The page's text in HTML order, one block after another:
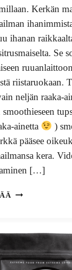
Kerkän
ihanan
Se
riistaruokaan.
neljän raaka-
smoothieseen
ainetta
)
pääsee
kera.
[…]
KUIN
TUKKIPUUTA!